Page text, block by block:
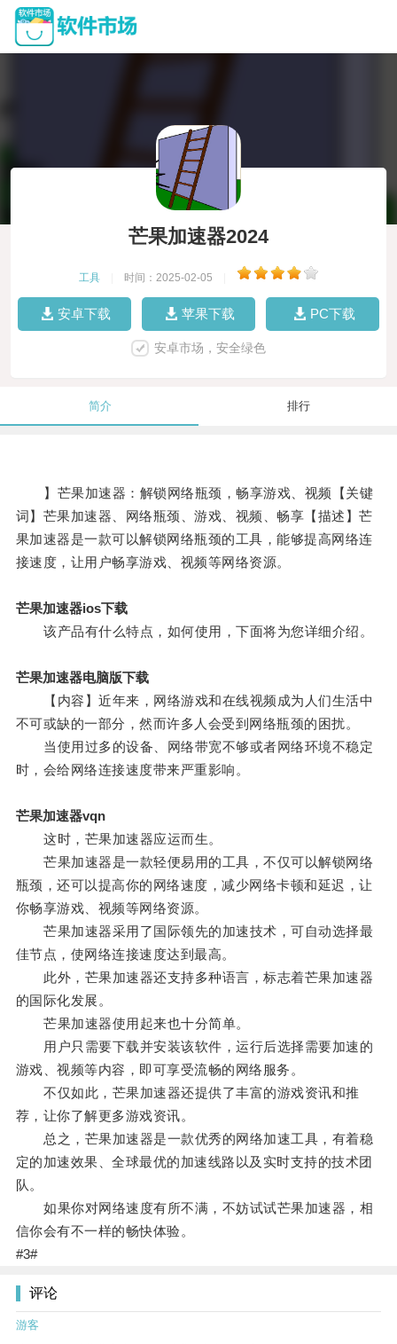
芒果加速器2024
工具 时间：2025-02-05
安卓下载 苹果下载 PC下载
安卓市场，安全绿色
简介 排行
】芒果加速器：解锁网络瓶颈，畅享游戏、视频【关键
词】芒果加速器、网络瓶颈、游戏、视频、畅享【描述】芒
果加速器是一款可以解锁网络瓶颈的工具，能够提高网络连
接速度，让用户畅享游戏、视频等网络资源。
芒果加速器ios下载
该产品有什么特点，如何使用，下面将为您详细介绍。
芒果加速器电脑版下载
【内容】近年来，网络游戏和在线视频成为人们生活中
不可或缺的一部分，然而许多人会受到网络瓶颈的困扰。
当使用过多的设备、网络带宽不够或者网络环境不稳定
时，会给网络连接速度带来严重影响。
芒果加速器vqn
这时，芒果加速器应运而生。
芒果加速器是一款轻便易用的工具，不仅可以解锁网络
瓶颈，还可以提高你的网络速度，减少网络卡顿和延迟，让
你畅享游戏、视频等网络资源。
芒果加速器采用了国际领先的加速技术，可自动选择最
佳节点，使网络连接速度达到最高。
此外，芒果加速器还支持多种语言，标志着芒果加速器
的国际化发展。
芒果加速器使用起来也十分简单。
用户只需要下载并安装该软件，运行后选择需要加速的
游戏、视频等内容，即可享受流畅的网络服务。
不仅如此，芒果加速器还提供了丰富的游戏资讯和推
荐，让你了解更多游戏资讯。
总之，芒果加速器是一款优秀的网络加速工具，有着稳
定的加速效果、全球最优的加速线路以及实时支持的技术团
队。
如果你对网络速度有所不满，不妨试试芒果加速器，相
信你会有不一样的畅快体验。
#3#
评论
游客